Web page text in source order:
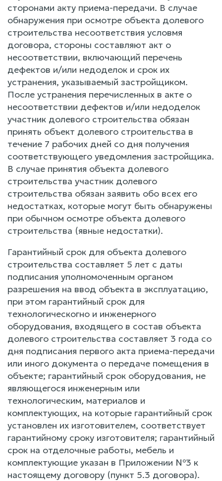
сторонами акту приема-передачи. В случае
обнаружения при осмотре объекта долевого
строительства несоответствия условмя
договора, стороны составляют акт о
несоответствии, включающий перечень
дефектов и/или недоделок и срок их
устранения, указываемый застройщиком.
После устранения перечисленных в акте о
несоответствии дефектов и/или недоделок
участник долевого строительства обязан
принять объект долевого строительства в
течение 7 рабочих дней со дня получения
соответствующего уведомления застройщика.
В случае принятия объекта долевого
строительства участник долевого
строительства обязан заявить обо всех его
недостатках, которые могут быть обнаружены
при обычном осмотре объекта долевого
строительства (явные недостатки).
Гарантийный срок для объекта долевого
строительства составляет 5 лет с даты
подписания уполномоченным органом
разрешения на ввод объекта в эксплуатацию,
при этом гарантийный срок для
технологическогно и инженерного
оборудования, входящего в состав объекта
долевого строительства составляет 3 года со
дня подписания первого акта приема-передачи
или иного документа о передаче помещения в
объекте; гарантийный срок оборудования, не
являющегося инженерным или
технологическим, материалов и
комплектующих, на которые гарантийный срок
установлен их изготовителем, соответствует
гарантийному сроку изготовителя; гарантийный
срок на отделочные работы, мебель и
комплектующие указан в Приложении №3 к
настоящему договору (пункт 5.3 договора).